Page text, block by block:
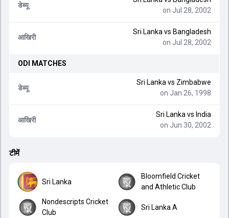
डेब्यू
on Jul 28, 2002
आखिरी
Sri Lanka vs Bangladesh
on Jul 28, 2002
ODI MATCHES
डेब्यू
Sri Lanka vs Zimbabwe
on Jan 26, 1998
आखिरी
Sri Lanka vs India
on Jun 30, 2002
टीमें
Sri Lanka
Bloomfield Cricket
and Athletic Club
Nondescripts Cricket
Club
Sri Lanka A